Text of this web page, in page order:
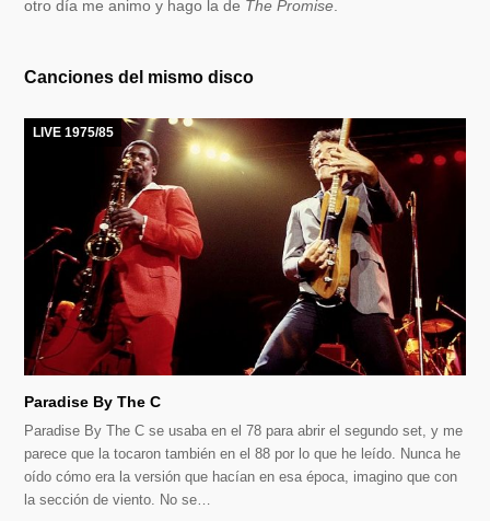
otro día me animo y hago la de The Promise
Canciones del mismo disco
LIVE 1975/85
Paradise By The C
Paradise By The C se usaba en el 78 para abrir el segundo set, y me
parece que la tocaron también en el 88 por lo que he leído. Nunca he
oído cómo era la versión que hacían en esa época, imagino que con
la sección de viento. No se…